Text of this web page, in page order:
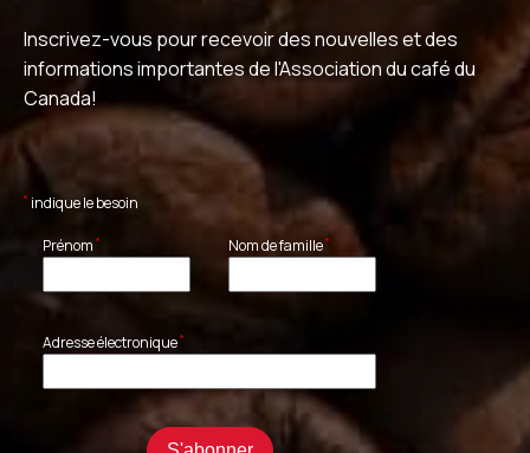
Inscrivez-vous pour recevoir des nouvelles et des
informations importantes de l'Association du café du
Canada!
* indique le besoin
Prénom * Nom de famille*
Adresse électronique*